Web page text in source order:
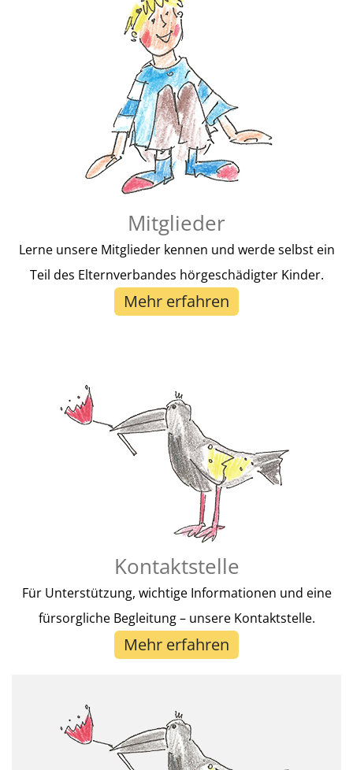
Mitglieder
Lerne unsere Mitglieder kennen und werde selbst ein
Teil des Elternverbandes hörgeschädigter Kinder.
Mehr erfahren
Kontaktstelle
Für Unterstützung, wichtige Informationen und eine
fürsorgliche Begleitung – unsere Kontaktstelle.
Mehr erfahren